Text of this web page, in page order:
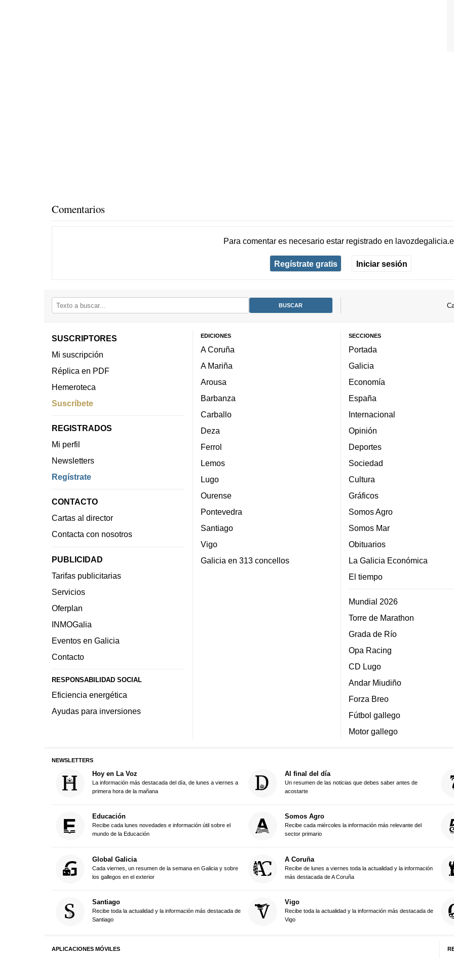
Comentarios
Para comentar es necesario estar registradoen
Regístrate gratis Iniciar sesión
SUSCRIPTORES
Mi suscripción
Réplica en PDF
Hemeroteca
Suscríbete
REGISTRADOS
Mi perfil
Newsletters
Regístrate
CONTACTO
Cartas al director
Contacta con nosotros
PUBLICIDAD
Tarifas publicitarias
Servicios
Oferplan
INMOGalia
Eventos en Galicia
Contacto
RESPONSABILIDAD SOCIAL
Eficiencia energética
Ayudas para inversiones
EDICIONES
A Coruña
A Mariña
Arousa
Barbanza
Carballo
Deza
Ferrol
Lemos
Lugo
Ourense
Pontevedra
Santiago
Vigo
Galicia en 313 concellos
SECCIONES
Portada
Galicia
Economía
España
Internacional
Opinión
Deportes
Sociedad
Cultura
Gráficos
Somos Agro
Somos Mar
Obituarios
La Galicia Económica
El tiempo
Mundial 2026
Torre de Marathon
Grada de Río
Opa Racing
CD Lugo
Andar Miudiño
Forza Breo
Fútbol gallego
Motor gallego
NEWSLETTERS
Hoy en La Voz
La información más destacada del día, de lunes a viernes a
primera hora de la mañana
Al final del día
Un resumen de las noticias que debes saber antes de
acostarte
Educación
Recibe cada lunes novedades e información útil sobre el
mundo de la Educación
Somos Agro
Recibe cada miércoles la información más relevante del
sector primario
Global Galicia
Cada viernes, un resumen de la semana en Galicia y sobre
los gallegos en el exterior
A Coruña
Recibe de lunes a viernes toda la actualidad y la información
más destacada de A Coruña
Santiago
Recibe toda la actualidad y la información más destacada de
Santiago
Vigo
Recibe toda la actualidad y la información más destacada de
Vigo
APLICACIONES MÓVILES